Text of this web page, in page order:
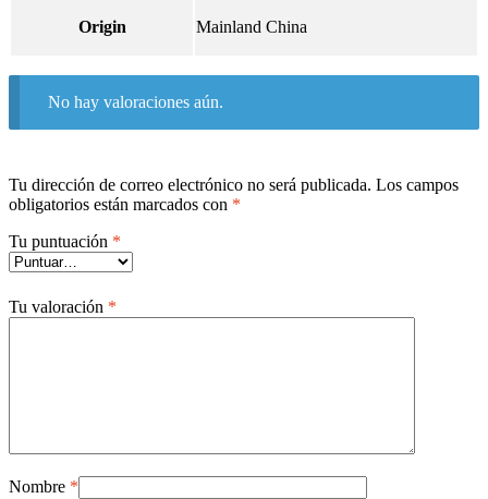
Origin Mainland China
No hay valoraciones aún.
Tu dirección de correo electrónico no será publicada. Los campos
obligatorios están marcados con *
Tu puntuación *
Tu valoración *
Nombre *